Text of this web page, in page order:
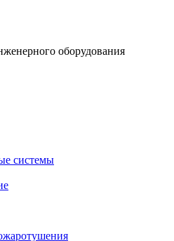
оборудования
системы